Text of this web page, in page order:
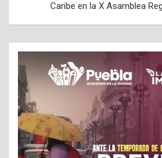
Caribe en la X Asamblea